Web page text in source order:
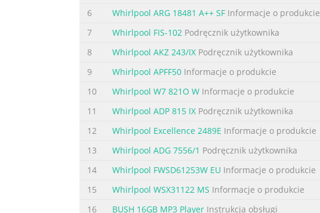
6
Whirlpool ARG 18481 A++ SF Informacje o produkcie
7
Whirlpool FIS-102 Podręcznik użytkownika
8
Whirlpool AKZ 243/IX Podręcznik użytkownika
9
Whirlpool APFF50 Informacje o produkcie
10
Whirlpool W7 821O W Informacje o produkcie
11
Whirlpool ADP 815 IX Podręcznik użytkownika
12
Whirlpool Excellence 2489E Informacje o produkcie
13
Whirlpool ADG 7556/1 Podręcznik użytkownika
14
Whirlpool FWSD61253W EU Informacje o produkcie
15
Whirlpool WSX31122 MS Informacje o produkcie
16
BUSH 16GB MP3 Player Instrukcja obsługi